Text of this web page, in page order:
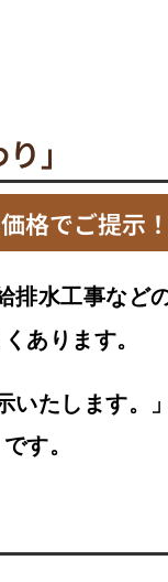
」
格でご提示！
排水工事など
あります。
いたします。」
す。